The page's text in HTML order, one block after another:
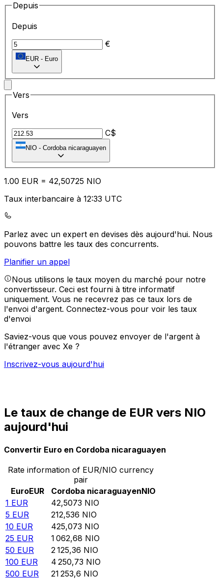
Depuis
Depuis
€
EUR - Euro
Vers
Vers
C$
NIO - Cordoba nicaraguayen
1.00 EUR = 42,50725 NIO
Taux interbancaire à 12:33 UTC
Parlez avec un expert en devises dès aujourd'hui. Nous
pouvons battre les taux des concurrents.
Planifier un appel
Nous utilisons le taux moyen du marché pour notre
convertisseur. Ceci est fourni à titre informatif
uniquement. Vous ne recevrez pas ce taux lors de
l'envoi d'argent. Connectez-vous pour voir les taux
d'envoi
Saviez-vous que vous pouvez envoyer de l'argent à
l'étranger avec Xe ?
Inscrivez-vous aujourd'hui
Le taux de change de EUR vers NIO
aujourd'hui
Convertir Euro en Cordoba nicaraguayen
Rate information of EUR/NIO currency
pair
EuroEUR Cordoba nicaraguayenNIO
1 EUR 42,5073 NIO
5 EUR 212,536 NIO
10 EUR 425,073 NIO
25 EUR 1 062,68 NIO
50 EUR 2 125,36 NIO
100 EUR 4 250,73 NIO
500 EUR 21 253,6 NIO